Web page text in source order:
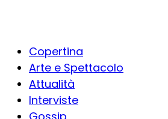
Copertina
Arte e Spettacolo
Attualità
Interviste